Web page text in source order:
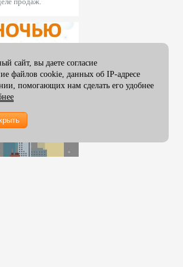
ламинирования 457
ламинирования 510
для тиснения OPUS
сайт, вы даете согласие
файлов cookie, данных об IP-адресе
помогающих нам сделать его удобнее